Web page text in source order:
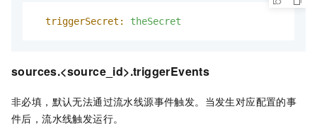
triggerSecret: theSecret
sources.<source_id>.triggerEvents
非必填，默认无法通过流水线源事件触发。当发生对应配置的事
件后，流水线触发运行。